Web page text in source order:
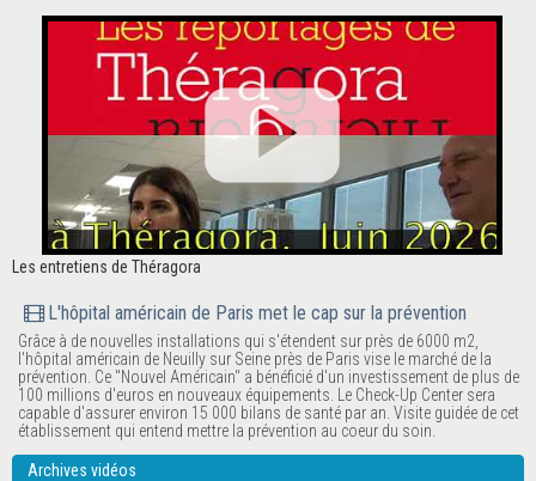
Les entretiens de Théragora
L'hôpital américain de Paris met le cap sur la prévention
Grâce à de nouvelles installations qui s'étendent sur près de 6000 m2,
l'hôpital américain de Neuilly sur Seine près de Paris vise le marché de la
prévention. Ce "Nouvel Américain" a bénéficié d'un investissement de plus de
100 millions d'euros en nouveaux équipements. Le Check-Up Center sera
capable d'assurer environ 15 000 bilans de santé par an. Visite guidée de cet
établissement qui entend mettre la prévention au coeur du soin.
Archives vidéos